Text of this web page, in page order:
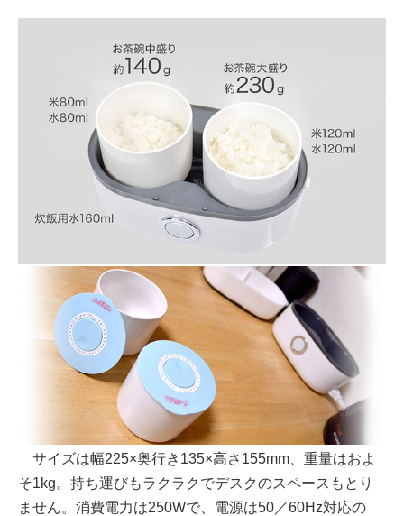
サイズは幅225×奥行き135×高さ155mm、重量はおよ
そ1kg。持ち運びもラクラクでデスクのスペースもとり
ません。消費電力は250Wで、電源は50／60Hz対応の